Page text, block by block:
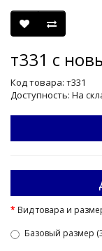
т331 с
Код товара: т331
Доступность: На
Вид товара и
Базовый размер